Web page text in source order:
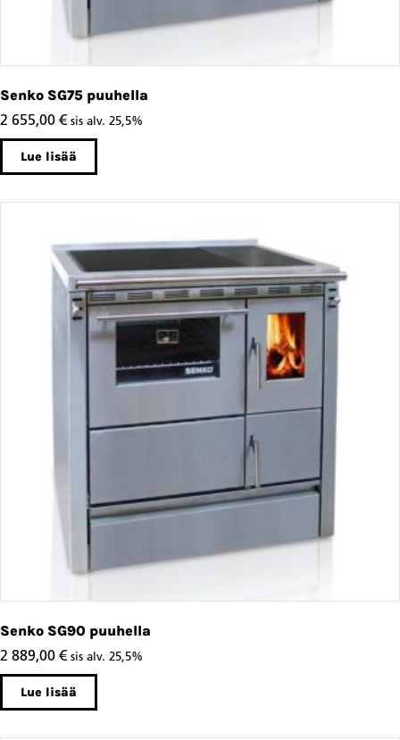
Senko SG75 puuhella
2 655,00 € sis alv. 25,5%
Lue lisää
Senko SG90 puuhella
2 889,00 € sis alv. 25,5%
Lue lisää